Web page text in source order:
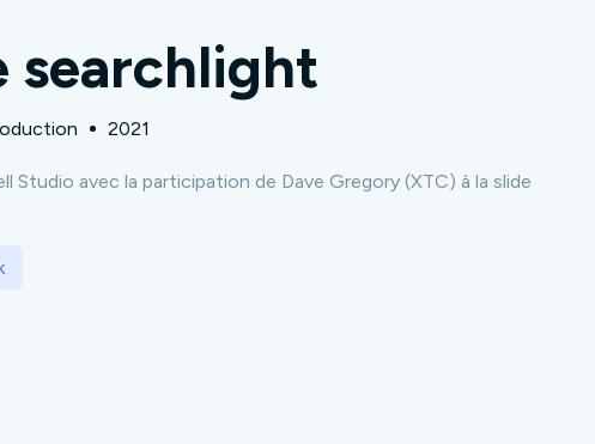
searchlight
2021
Studio avec la participation de Dave Gregory (XTC) à la slide